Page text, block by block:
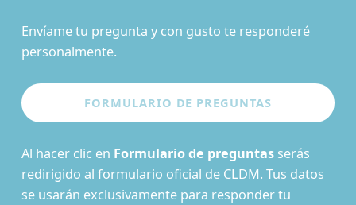
Envíame tu pregunta y con gusto te responderé
personalmente.
Al hacer clic en Formulario de preguntasserás
redirigido al formulario oficial de CLDM. Tus datos
se usarán exclusivamente para responder tu